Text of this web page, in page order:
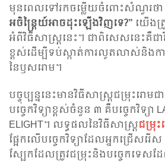
មុនពេលទៅរកចម្លើយចំពោះសំណួរថា
អចិន្ត្រៃយ៍អាច​ដុះឡើងវិញទេ?” យើងត្
អំពីវិធីសាស្ត្រនេះ។ ជាពិសេសនេះគឺជាវិ
ខ្ពស់ដើម្បីទប់ស្កាត់ការលូតលាស់និងក
នៃឫសរោម។
បច្ចុប្បន្ននេះមានវិធីសាស្រ្តជម្រុះ​រោម
បច្ចេកវិទ្យាខ្ពស់ចំនួន ៣ គឺបច្ចេកវិទ្យា
ELIGHT។ លទ្ធផលនៃវិធីសាស្ត្ជម្រុះ​
ផ្អែកលើបច្ចេកវិទ្យាដែលអ្នកជ្រើសរើ
ស្បែកដែលត្រូវជម្រុះនិងបច្ចេកទេសដ